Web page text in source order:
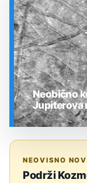
Neobično
Jupiterova
NEOVISNO
Podrži